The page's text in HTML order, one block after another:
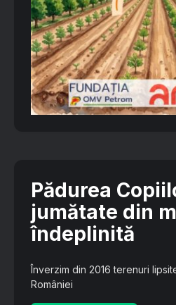
Pădurea
jumătate din
îndeplinită
Înverzim din 2016 terenuri
României